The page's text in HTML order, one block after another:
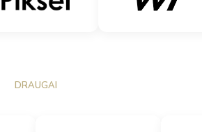
DRAUGAI